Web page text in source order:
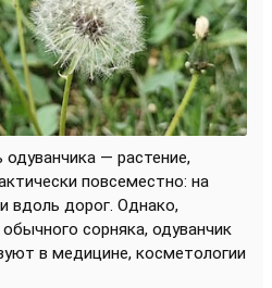
— растение,
повсеместно: на
вдоль дорог. Однако,
сорняка, одуванчик
в медицине, косметологии